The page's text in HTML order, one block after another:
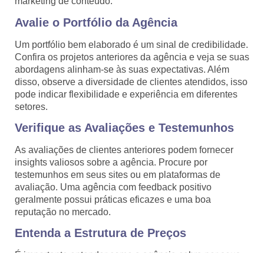
Avalie o Portfólio da Agência
Um portfólio bem elaborado é um sinal de credibilidade.
Confira os projetos anteriores da agência e veja se suas
abordagens alinham-se às suas expectativas. Além
disso, observe a diversidade de clientes atendidos, isso
pode indicar flexibilidade e experiência em diferentes
setores.
Verifique as Avaliações e Testemunhos
As avaliações de clientes anteriores podem fornecer
insights valiosos sobre a agência. Procure por
testemunhos em seus sites ou em plataformas de
avaliação. Uma agência com feedback positivo
geralmente possui práticas eficazes e uma boa
reputação no mercado.
Entenda a Estrutura de Preços